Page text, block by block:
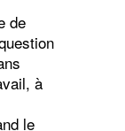
de
à
le